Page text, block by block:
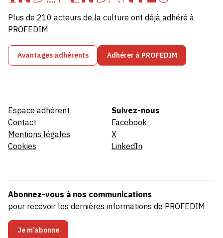
Plus de 210 acteurs de la culture ont déjà adhéré à
PROFEDIM
Avantages adhérents Adhérer à PROFEDIM
Espace adhérent
Contact
Mentions légales
Cookies
Suivez-nous
Facebook
X
LinkedIn
Abonnez-vous à nos communications
pour recevoir les dernières informations de PROFEDIM
Je m’abonne